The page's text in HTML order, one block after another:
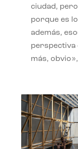
ciudad,
porque es
además,
perspectiva
más,